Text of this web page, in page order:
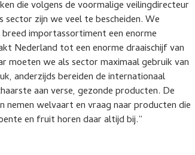
die volgens de voormalige veilingdirecteur
zijn we veel te bescheiden. We
importassortiment een enorme
Nederland tot een enorme draaischijf van
moeten we als sector maximaal gebruik van
anderzijds bereiden de internationaal
aan verse, gezonde producten. De
nemen welvaart en vraag naar producten die
en fruit horen daar altijd bij.”